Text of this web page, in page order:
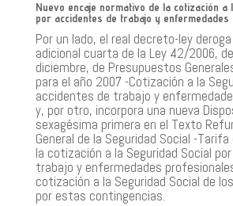
Nuevo encaje normativo de la cotización a
por accidentes de trabajo y enfermedades
Por un lado, el real decreto-ley
adicional cuarta de la Ley 42/2006,
diciembre, de Presupuestos
para el año 2007 -Cotización a la
accidentes de trabajo y
y, por otro, incorpora una nueva
sexagésima primera en el Texto
General de la Seguridad Social -
la cotización a la Seguridad Social
trabajo y enfermedades
cotización a la Seguridad Social de
por estas contingencias.